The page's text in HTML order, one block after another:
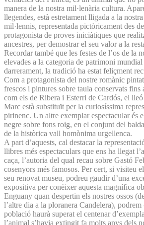
manera de la nostra mil·lenària cultura.
llegendes, està estretament lligada a la
mil·lennis, representada pictòricament des
protagonista de proves iniciàtiques que
ancestres, per demostrar el seu valor a la
Recordar també que les festes de l’os de la
elevades a la categoria de patrimoni
darrerament, la tradició ha estat feliçment
Com a protagonista del nostre romànic
frescos i pintures sobre taula conservats fins
com els de Ribera i Esterri de Cardós, el
Marc està substituït per la curiosíssima
pirinenc. Un altre exemplar espectacular és
negre sobre fons roig, en el conjunt del
de la històrica vall homònima urgellenca.
A part d’aquests, cal destacar la
llibres més espectaculars que ens ha llegat
caça, l’autoria del qual recau sobre Gastó
cosenyors més famosos. Per cert, si visiteu
seu renovat museu, podreu gaudir d’una
expositiva per conèixer aquesta magnífica
Enguany quan despertin els nostres ossos
l’altre dia a la ploranera Candelera), podrem
població haurà superat el centenar
l’animal s’havia extingit fa molts anys dels